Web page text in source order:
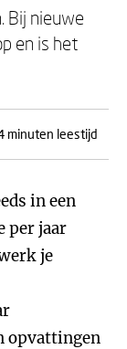
Bij nieuwe
en is het
minuten leestijd
in een
per jaar
je
opvattingen